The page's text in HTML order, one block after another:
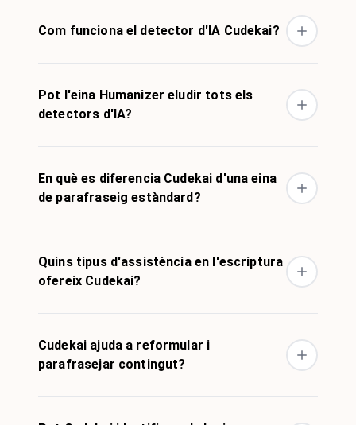
Com funciona el detector d'IA Cudekai?
Pot l'eina Humanizer eludir tots els
detectors d'IA?
En què es diferencia Cudekai d'una eina
de parafraseig estàndard?
Quins tipus d'assistència en l'escriptura
ofereix Cudekai?
Cudekai ajuda a reformular i
parafrasejar contingut?